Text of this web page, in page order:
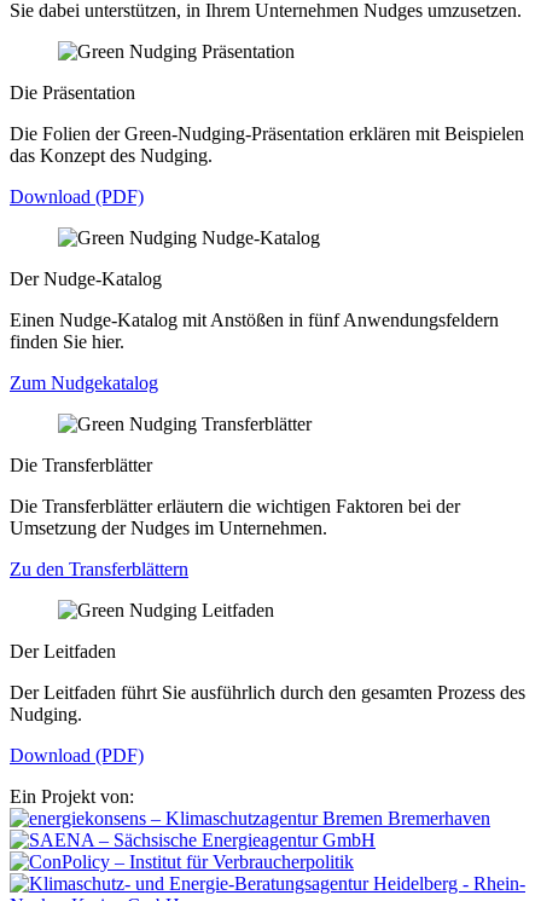
Sie dabei unterstützen, in Ihrem Unternehmen Nudges umzusetzen.
Die Präsentation
Die Folien der Green-Nudging-Präsentation erklären mit Beispielen
das Konzept des Nudging.
Download (PDF)
Der Nudge-Katalog
Einen Nudge-Katalog mit Anstößen in fünf Anwendungsfeldern
finden Sie hier.
Zum Nudgekatalog
Die Transferblätter
Die Transferblätter erläutern die wichtigen Faktoren bei der
Umsetzung der Nudges im Unternehmen.
Zu den Transferblättern
Der Leitfaden
Der Leitfaden führt Sie ausführlich durch den gesamten Prozess des
Nudging.
Download (PDF)
Ein Projekt von: